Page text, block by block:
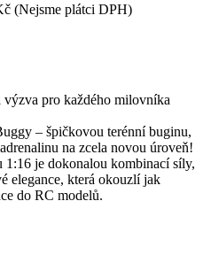
(Nejsme plátci DPH)
pro každého milovníka
– špičkovou terénní buginu,
na zcela novou úroveň!
je dokonalou kombinací síly,
elegance, která okouzlí jak
do RC modelů.